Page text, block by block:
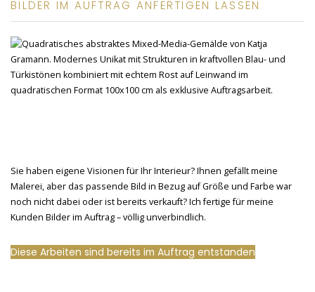
BILDER IM AUFTRAG ANFERTIGEN LASSEN
Sie haben eigene Visionen für Ihr Interieur? Ihnen gefällt meine
Malerei, aber das passende Bild in Bezug auf Größe und Farbe war
noch nicht dabei oder ist bereits verkauft? Ich fertige für meine
Kunden Bilder im Auftrag – völlig unverbindlich.
Diese Arbeiten sind bereits im Auftrag entstanden